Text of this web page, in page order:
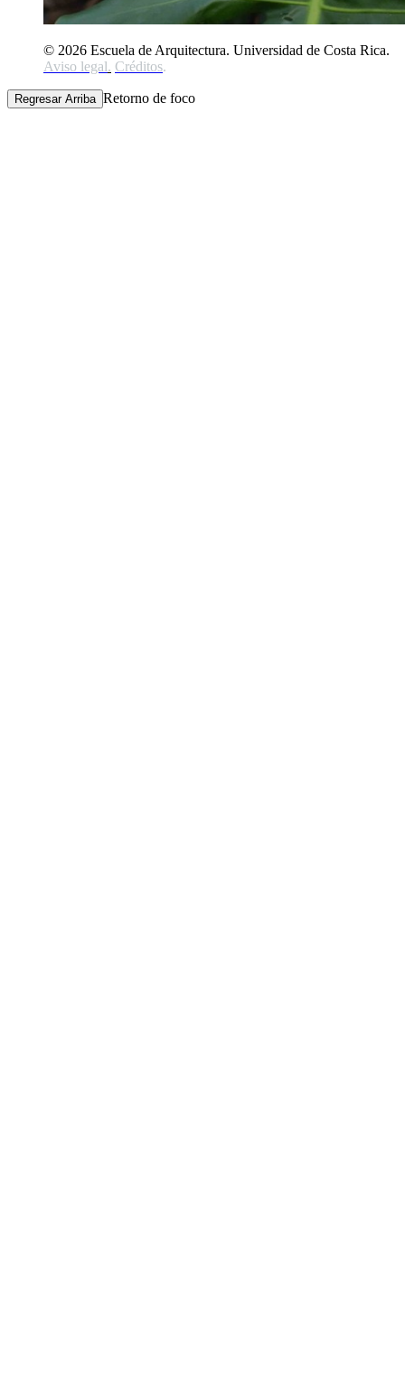
© 2026 Escuela de Arquitectura. Universidad de Costa Rica.
Aviso legal. Créditos.
Regresar Arriba Retorno de foco